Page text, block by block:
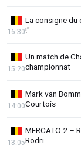
La consigne du
!"
16:30
Un match de
championnat
15:20
Mark van
Courtois
14:00
MERCATO 2 –
Rodri
13:05